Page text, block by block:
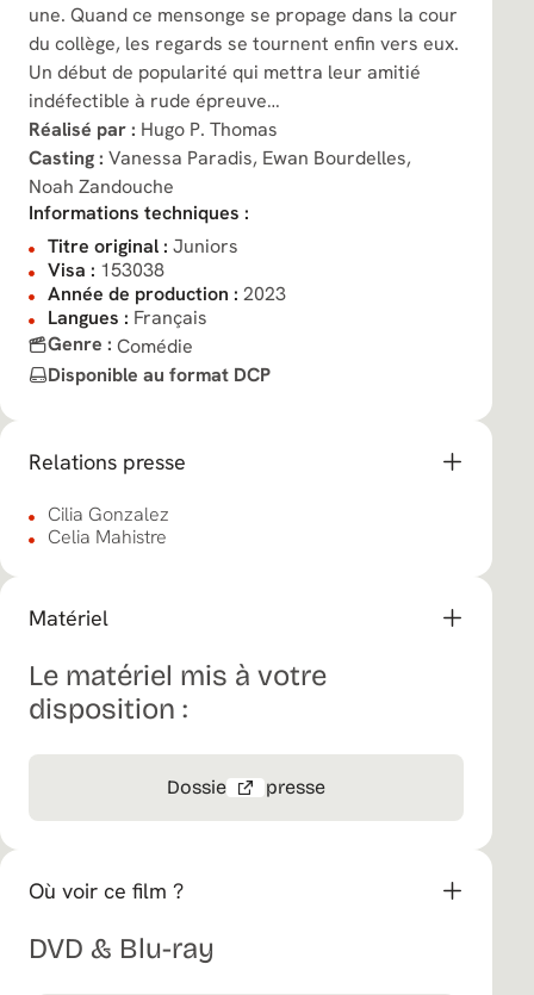
une. Quand ce mensonge se propage dans la cour
du collège, les regards se tournent enfin vers eux.
Un début de popularité qui mettra leur amitié
indéfectible à rude épreuve…
Réalisé par : Hugo P. Thomas
Casting : Vanessa Paradis, Ewan Bourdelles,
Noah Zandouche
Informations techniques :
Titre original : Juniors
Visa : 153038
Année de production : 2023
Langues : Français
Genre : Comédie
Disponible au format DCP
Relations presse
Cilia Gonzalez
Celia Mahistre
Matériel
Le matériel mis à votre
disposition :
Dossier de presse
Où voir ce film ?
DVD & Blu-ray